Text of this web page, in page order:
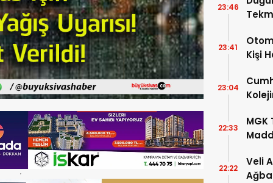
23:46
Kişi
23:41
23:04
MGK
22:33
Veli
22:22